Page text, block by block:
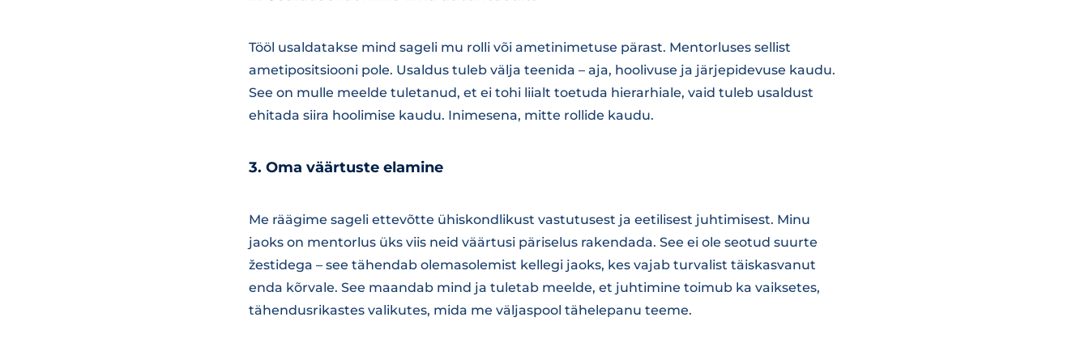
Tööl usaldatakse mind sageli mu rolli või ametinimetuse pärast. Mentorluses sellist
ametipositsiooni pole. Usaldus tuleb välja teenida – aja, hoolivuse ja järjepidevuse kaudu.
See on mulle meelde tuletanud, et ei tohi liialt toetuda hierarhiale, vaid tuleb usaldust
ehitada siira hoolimise kaudu. Inimesena, mitte rollide kaudu.
3. Oma väärtuste elamine
Me räägime sageli ettevõtte ühiskondlikust vastutusest ja eetilisest juhtimisest. Minu
jaoks on mentorlus üks viis neid väärtusi päriselus rakendada. See ei ole seotud suurte
žestidega – see tähendab olemasolemist kellegi jaoks, kes vajab turvalist täiskasvanut
enda kõrvale. See maandab mind ja tuletab meelde, et juhtimine toimub ka vaiksetes,
tähendusrikastes valikutes, mida me väljaspool tähelepanu teeme.